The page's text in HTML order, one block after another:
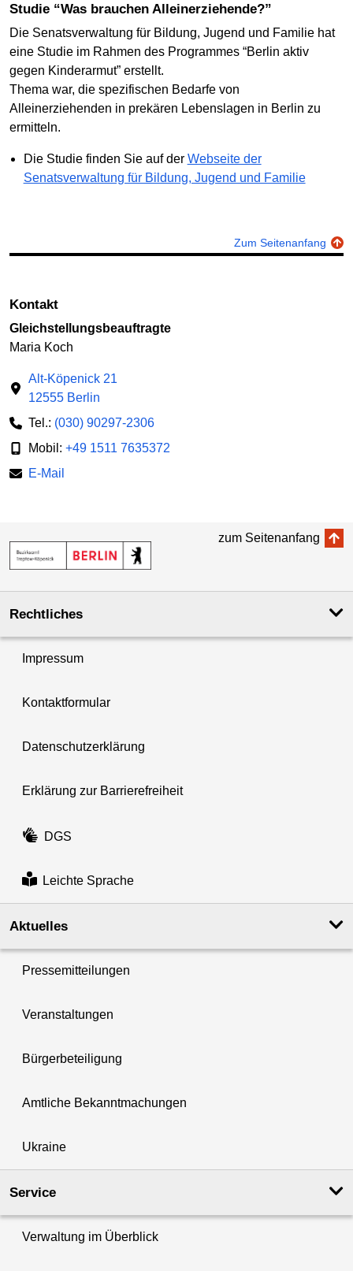
Studie “Was brauchen Alleinerziehende?”
Die Senatsverwaltung für Bildung, Jugend und Familie hat
eine Studie im Rahmen des Programmes “Berlin aktiv
gegen Kinderarmut” erstellt.
Thema war, die spezifischen Bedarfe von
Alleinerziehenden in prekären Lebenslagen in Berlin zu
ermitteln.
Die Studie finden Sie auf der Webseite der
Senatsverwaltung für Bildung, Jugend und Familie
Zum Seitenanfang
Kontakt
Gleichstellungsbeauftragte
Maria Koch
Alt-Köpenick 21
12555 Berlin
Tel.: (030) 90297-2306
Mobil: +49 1511 7635372
E-Mail
zum Seitenanfang
Rechtliches
Impressum
Kontaktformular
Datenschutzerklärung
Erklärung zur Barrierefreiheit
DGS
Leichte Sprache
Aktuelles
Pressemitteilungen
Veranstaltungen
Bürgerbeteiligung
Amtliche Bekanntmachungen
Ukraine
Service
Verwaltung im Überblick